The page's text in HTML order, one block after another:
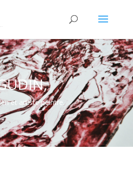
et artiste peintre.